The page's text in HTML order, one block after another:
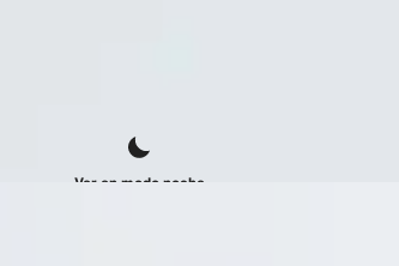
Ver en modo noche